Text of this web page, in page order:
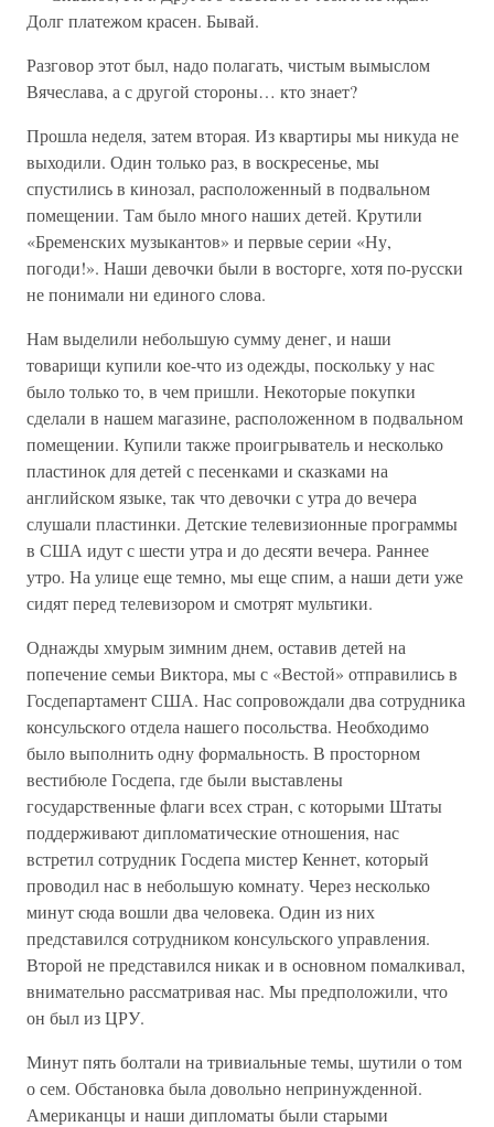
Долг платежом красен. Бывай.
Разговор этот был, надо полагать, чистым вымыслом
Вячеслава, а с другой стороны… кто знает?
Прошла неделя, затем вторая. Из квартиры мы никуда не
выходили. Один только раз, в воскресенье, мы
спустились в кинозал, расположенный в подвальном
помещении. Там было много наших детей. Крутили
«Бременских музыкантов» и первые серии «Ну,
погоди!». Наши девочки были в восторге, хотя по-русски
не понимали ни единого слова.
Нам выделили небольшую сумму денег, и наши
товарищи купили кое-что из одежды, поскольку у нас
было только то, в чем пришли. Некоторые покупки
сделали в нашем магазине, расположенном в подвальном
помещении. Купили также проигрыватель и несколько
пластинок для детей с песенками и сказками на
английском языке, так что девочки с утра до вечера
слушали пластинки. Детские телевизионные программы
в США идут с шести утра и до десяти вечера. Раннее
утро. На улице еще темно, мы еще спим, а наши дети уже
сидят перед телевизором и смотрят мультики.
Однажды хмурым зимним днем, оставив детей на
попечение семьи Виктора, мы с «Вестой» отправились в
Госдепартамент США. Нас сопровождали два сотрудника
консульского отдела нашего посольства. Необходимо
было выполнить одну формальность. В просторном
вестибюле Госдепа, где были выставлены
государственные флаги всех стран, с которыми Штаты
поддерживают дипломатические отношения, нас
встретил сотрудник Госдепа мистер Кеннет, который
проводил нас в небольшую комнату. Через несколько
минут сюда вошли два человека. Один из них
представился сотрудником консульского управления.
Второй не представился никак и в основном помалкивал,
внимательно рассматривая нас. Мы предположили, что
он был из ЦРУ.
Минут пять болтали на тривиальные темы, шутили о том
о сем. Обстановка была довольно непринужденной.
Американцы и наши дипломаты были старыми